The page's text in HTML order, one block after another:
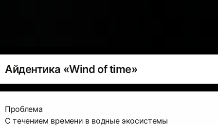
Айдентика «Wind of time»
Проблема
С течением времени в водные экосистемы